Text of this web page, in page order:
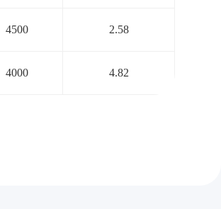
4500 2.58
4000 4.82